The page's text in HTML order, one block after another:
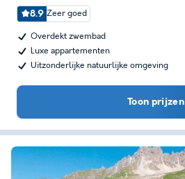
8.9 Zeer goed
Overdekt zwembad
Luxe appartementen
Uitzonderlijke natuurlijke omgeving
Toon prijzen